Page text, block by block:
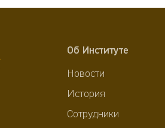
Об Институте
Новости
История
Сотрудники